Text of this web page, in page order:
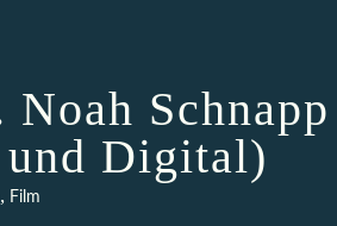
Schnapp
und Digital)
, Film